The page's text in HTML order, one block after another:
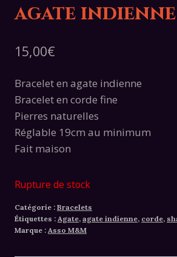
agate indienne
15,00€
Bracelet en agate indienne
Bracelet en corde fine
Pierres naturelles
Réglable 19cm au minimum
Fait maison
Rupture de stock
Catégorie : Bracelets
Étiquettes : Agate, agate indienne, corde,
Marque : Asso M&M